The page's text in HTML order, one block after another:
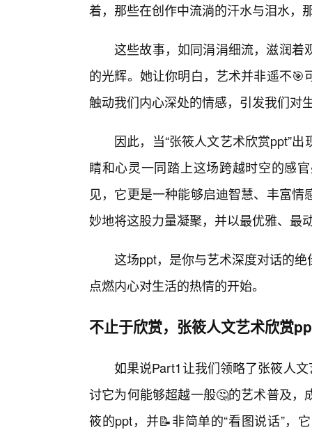
着，那些在创作中流淌的汗水与泪水，
这些故事，如同涓涓细流，滋润着
的光辉。她让你明白，艺术并非遥不
触动我们内心深处的情感，引发我们对
因此，当“张筱人文艺术欣赏ppt”
睛和心灵一同踏上这场跨越时空的感
见，它更是一种能够启迪智慧、丰富
妙地将这股力量凝聚，并以最优雅、最
这场ppt，是你与艺术深度对话的
点燃内心对生活的热情的开始。
不止于欣赏，张筱人文艺术欣赏
如果说Part1让我们领略了张筱人
讨它为何能够超越一般🤔的艺术普及
筱的ppt，并📝非简单的“看图说话”，